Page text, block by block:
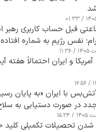
قبل حساب کاربری رهبر
نفس رژیم به شماره
و ایران احتمالاً هفته
با ایران «به پایان
در صورت دستیابی به
تحصیلات تکمیلی کلید